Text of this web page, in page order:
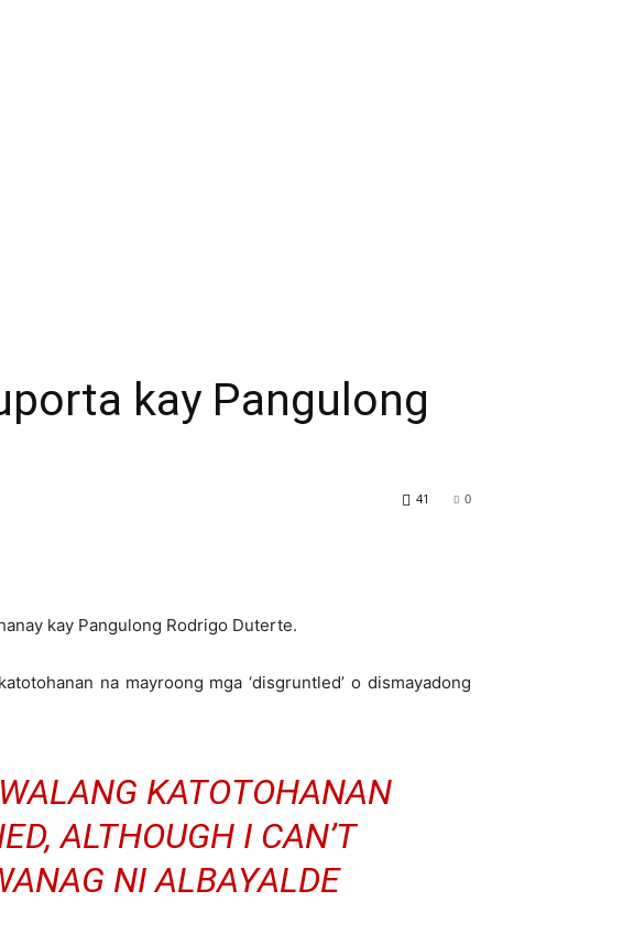
kay Pangulong
0
41
kay Pangulong Rodrigo Duterte.
na mayroong mga ‘disgruntled’ o dismayadong
KATOTOHANAN
ALTHOUGH I CAN’T
NI ALBAYALDE